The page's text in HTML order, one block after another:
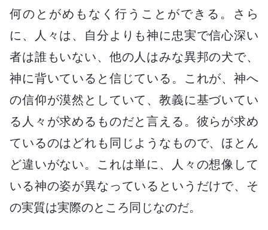
何のとがめもなく行うことができる。さら
に、人々は、自分よりも神に忠実で信心深い
者は誰もいない、他の人はみな異邦の犬で、
神に背いていると信じている。これが、神へ
の信仰が漠然としていて、教義に基づいてい
る人々が求めるものだと言える。彼らが求め
ているのはどれも同じようなもので、ほとん
ど違いがない。これは単に、人々の想像して
いる神の姿が異なっているというだけで、そ
の実質は実際のところ同じなのだ。